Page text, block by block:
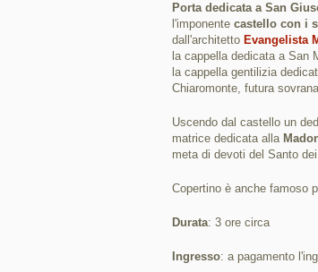
Porta dedicata a San
l'imponente castello con i
dall'architetto Evangelista
la cappella dedicata a San
la cappella gentilizia
Chiaromonte, futura
Uscendo dal castello un
matrice dedicata alla
meta di devoti del Santo
Copertino è anche famoso
Durata: 3 ore circa
Ingresso: a pagamento